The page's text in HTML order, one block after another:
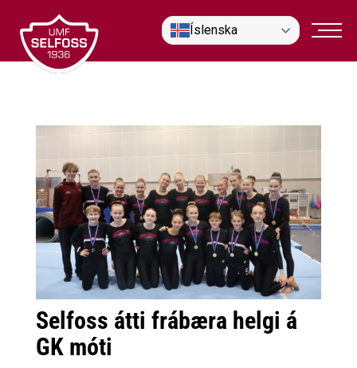
efni
Íslenska
Selfoss átti frábæra helgi á
GK móti